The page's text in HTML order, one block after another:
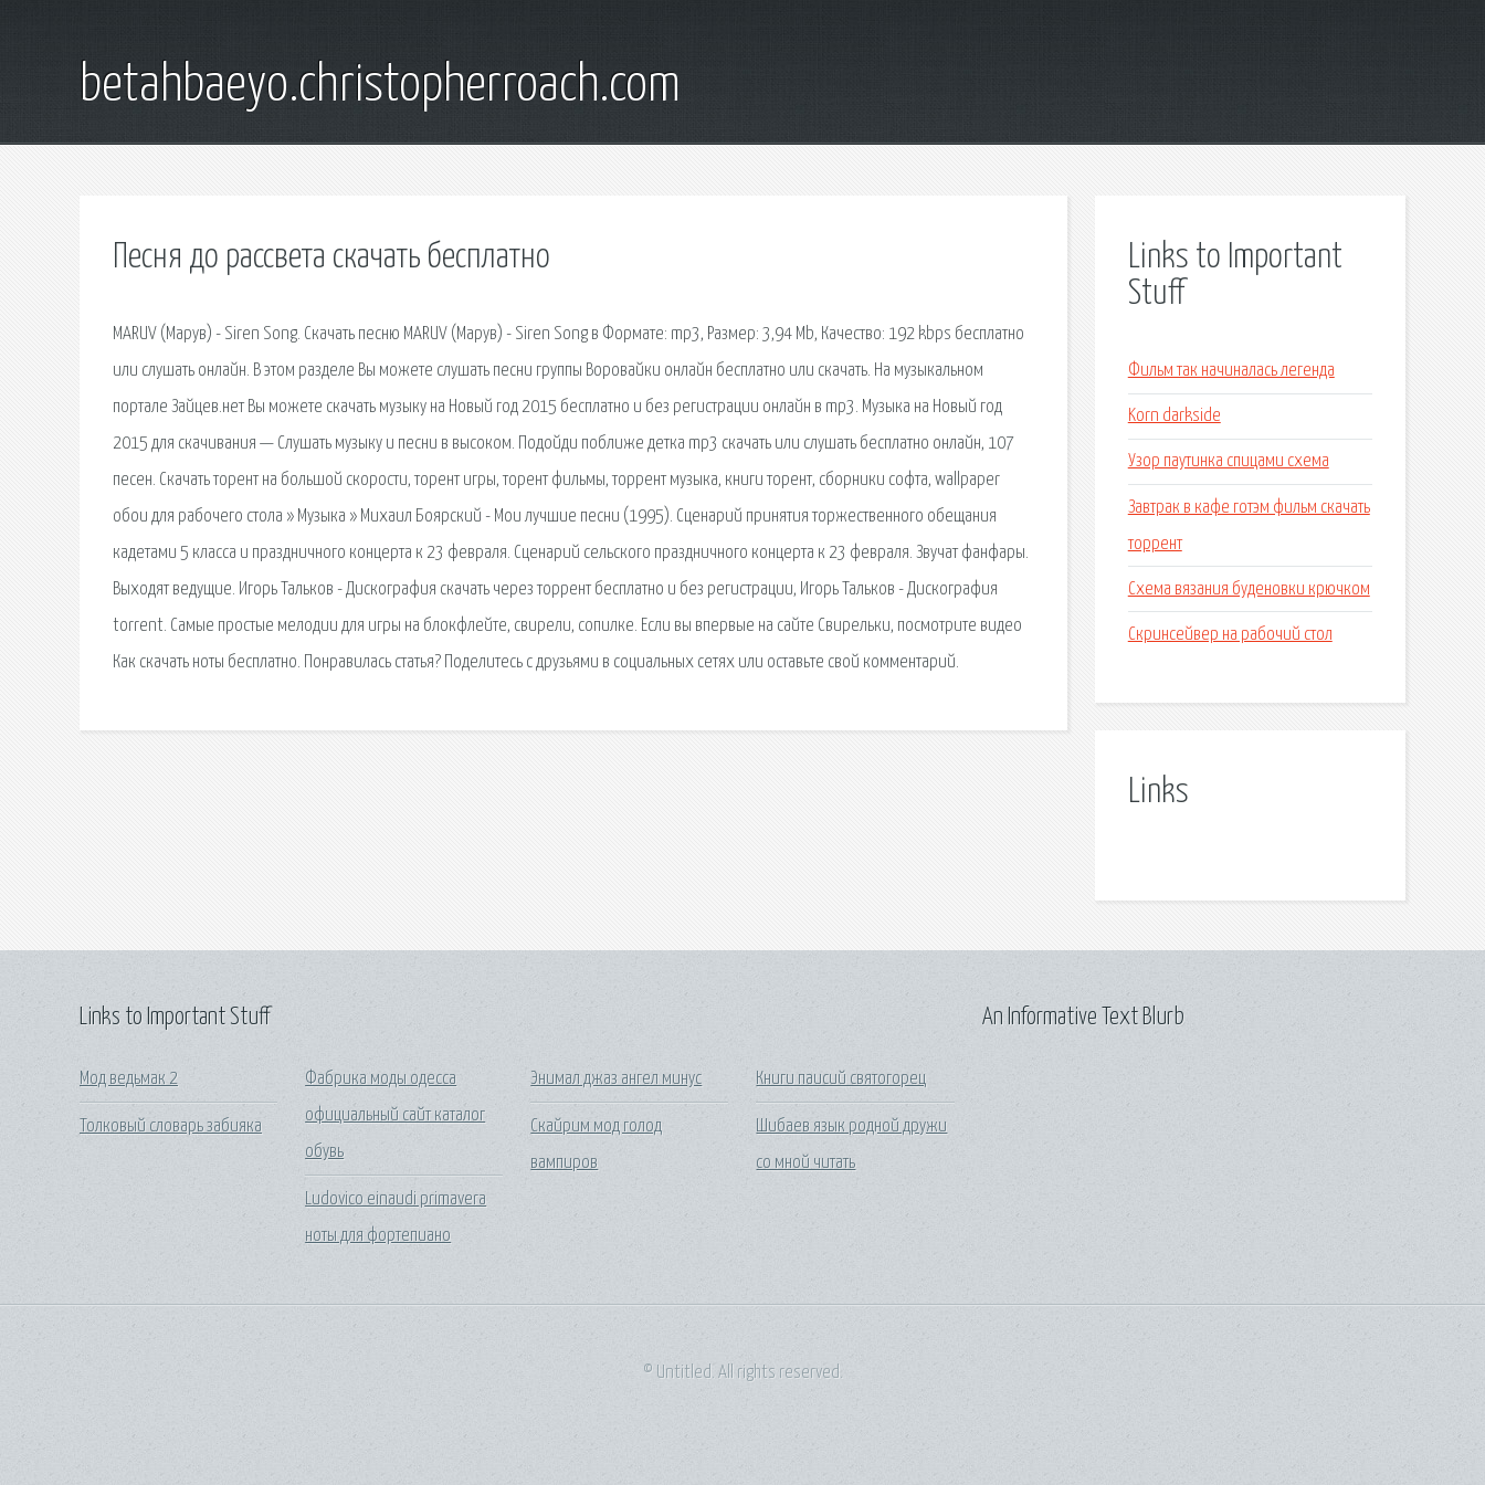
betahbaeyo.christopherroach.com
Песня до рассвета скачать бесплатно
MARUV (Марув) - Siren Song. Скачать песню MARUV (Марув) - Siren Song в Формате: mp3, Размер: 3,94 Mb, Качество: 192 kbps бесплатно
или слушать онлайн. В этом разделе Вы можете слушать песни группы Воровайки онлайн бесплатно или скачать. На музыкальном
портале Зайцев.нет Вы можете скачать музыку на Новый год 2015 бесплатно и без регистрации онлайн в mp3. Музыка на Новый год
2015 для скачивания — Слушать музыку и песни в высоком. Подойди поближе детка mp3 скачать или слушать бесплатно онлайн, 107
песен. Скачать торент на большой скорости, торент игры, торент фильмы, торрент музыка, книги торент, сборники софта, wallpaper
обои для рабочего стола » Музыка » Михаил Боярский - Мои лучшие песни (1995). Сценарий принятия торжественного обещания
кадетами 5 класса и праздничного концерта к 23 февраля. Сценарий сельского праздничного концерта к 23 февраля. Звучат фанфары.
Выходят ведущие. Игорь Тальков - Дискография скачать через торрент бесплатно и без регистрации, Игорь Тальков - Дискография
torrent. Самые простые мелодии для игры на блокфлейте, свирели, сопилке. Если вы впервые на сайте Свирельки, посмотрите видео
Как скачать ноты бесплатно. Понравилась статья? Поделитесь с друзьями в социальных сетях или оставьте свой комментарий.
Links to Important
Stuff
Фильм так начиналась легенда
Korn darkside
Узор паутинка спицами схема
Завтрак в кафе готэм фильм скачать
торрент
Схема вязания буденовки крючком
Скринсейвер на рабочий стол
Links
Links to Important Stuff
Мод ведьмак 2
Толковый словарь забияка
Фабрика моды одесса
официальный сайт каталог
обувь
Ludovico einaudi primavera
ноты для фортепиано
Энимал джаз ангел минус
Скайрим мод голод
вампиров
Книги паисий святогорец
Шибаев язык родной дружи
со мной читать
An Informative Text Blurb
© Untitled. All rights reserved.